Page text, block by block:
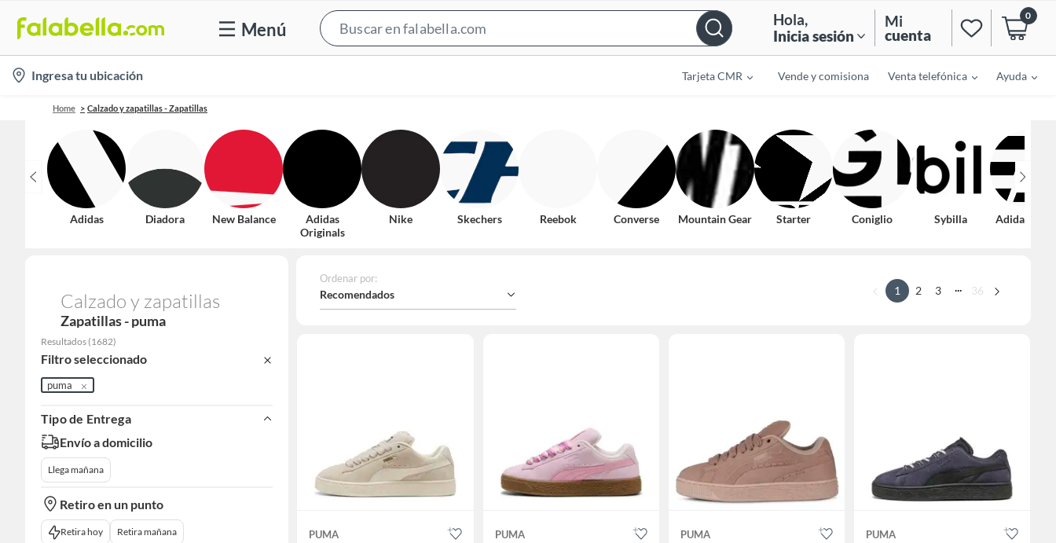
Menú
Bar
Hola,
Inicia sesión
Mi
cuenta
0
location-
icon
Ingresa tu ubicación Tarjeta CMR Vende y comisiona Venta telefónica Ayuda
Home Calzado y zapatillas - Zapatillas
Adidas Diadora New Balance
Adidas
Originals
Nike Skechers Reebok Converse Mountain Gear Starter Coniglio Sybilla Adidas
Calzado y zapatillas
Zapatillas - puma
Resultados (1682)
Filtro seleccionado
puma
Tipo de Entrega
Envío a domicilio
Llega mañana
Retiro en un punto
Retira hoy Retira mañana
Ordenar por:
Recomendados 1 2 3 ... 36
PUMA PUMA PUMA PUMA